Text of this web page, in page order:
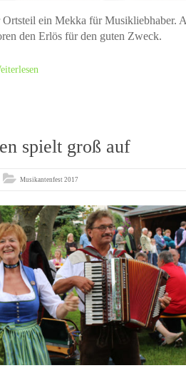
ein Mekka für Musikliebhaber.
den Erlös für den guten Zweck.
spielt groß auf
Musikantenfest 2017